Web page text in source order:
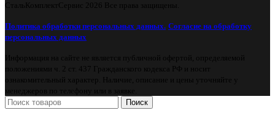
СтальКомплектСервис 2026 Все права защищены.
Политика обработки персональных данных. Согласие на обработку
персональных данных
Информация на сайте не является публичной офертой, определяемой
положениями ч. 2 ст. 437 Гражданского кодекса РФ и носит
ознакомительный характер. Наличие, описание и цены уточняйте у
менеджеров по телефону или в заявке.
Поиск